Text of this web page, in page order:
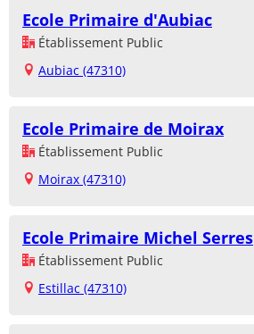
Ecole Primaire d'Aubiac
Établissement Public
Aubiac (47310)
Ecole Primaire de Moirax
Établissement Public
Moirax (47310)
Ecole Primaire Michel Serres
Établissement Public
Estillac (47310)